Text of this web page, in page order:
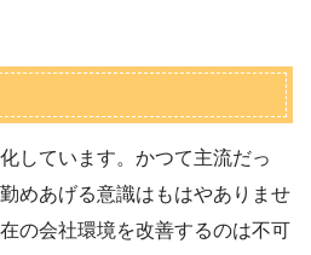
しています。かつて主流だっ
めあげる意識はもはやありませ
の会社環境を改善するのは不可